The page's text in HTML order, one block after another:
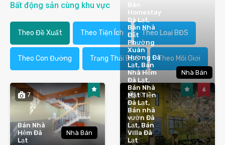
Bất động sản cùng khu vực
Theo Đề Xuất Theo Tiện Ích Theo Loại BĐS
Theo Con Đường Trạng Thái BĐS Theo Môi Giới
7
Bán Nhà
Hẻm Đà
Lạt
Nhà Bán
10
Bán
Homestay
Đà Lạt,
Bán Nhà
Đất
Phường
Xuân
Hương Đà
Lạt, Bán
Nhà Hẻm
Đà Lạt,
Bán Nhà
Mặt Tiền
Đà Lạt,
Bán nhà
vườn Đà
Lạt, Bán
Villa Đà
Lạt
Nhà Bán